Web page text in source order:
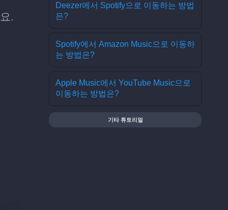
.
Deezer에서 Spotify으로 이동하는 방법
은?
Spotify에서 Amazon Music으로 이동하
는 방법은?
Apple Music에서 YouTube Music으로
이동하는 방법은?
기타 튜토리얼